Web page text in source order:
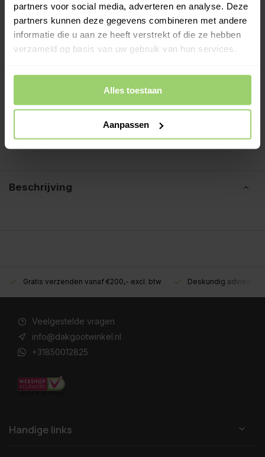
partners voor social media, adverteren en analyse. Deze
partners kunnen deze gegevens combineren met andere
informatie die u aan ze heeft verstrekt of die ze hebben
verzameld op basis van uw gebruik van hun services.
Alles toestaan
Aanpassen
Schroefstift gegalvaniseerd in M8 en heeft een lengte van
80mm.
Meer informatie >
Deskundig advies!
Betaal achteraf, geen aanbetaling!
Beschrijving
Gratis verzenden vanaf €200,- excl. btw Deskundig advies!
Veelgestelde vragen
info@dakgootwinkel.nl
+31850012825
Handige links